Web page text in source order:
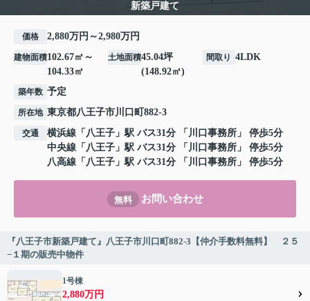
新築戸建て
価格 2,880万円～2,980万円
建物面積102.67㎡～
104.33㎡
土地面積45.04坪
(148.92㎡)
間取り 4LDK
築年数 予定
所在地 東京都八王子市川口町 882-3
交通 横浜線 「 八王子 」駅 バス31分 「川口事務所」 停歩5分
中央線 「 八王子 」駅 バス31分 「川口事務所」 停歩5分
八高線 「 八王子 」駅 バス31分 「川口事務所」 停歩5分
無料 お問い合わせ
『八王子市新築戸建て』八王子市川口町882-3【仲介手数料無料】 ２５
−１期の販売中物件
1号棟
2,880万円